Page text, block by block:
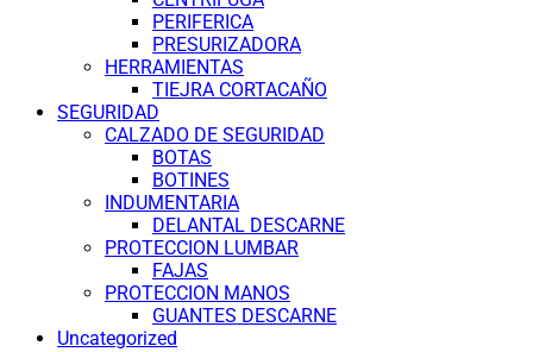
PERIFERICA
PRESURIZADORA
HERRAMIENTAS
TIEJRA CORTACAÑO
SEGURIDAD
CALZADO DE SEGURIDAD
BOTAS
BOTINES
INDUMENTARIA
DELANTAL DESCARNE
PROTECCION LUMBAR
FAJAS
PROTECCION MANOS
GUANTES DESCARNE
Uncategorized